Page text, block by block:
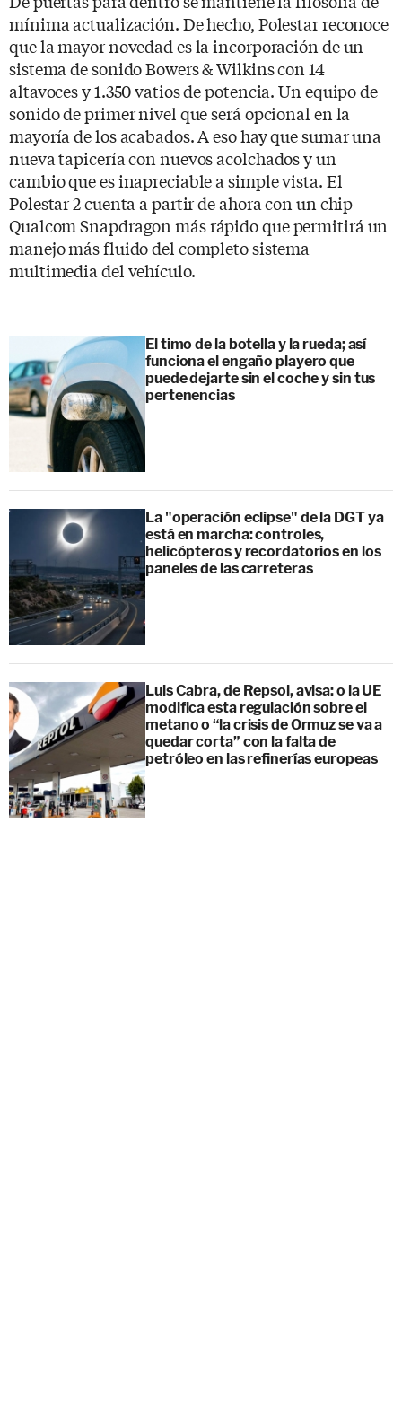
mínima actualización. De hecho, Polestar reconoce
que la mayor novedad es la incorporación de un
sistema de sonido Bowers & Wilkins con 14
altavoces y 1.350 vatios de potencia. Un equipo de
sonido de primer nivel que será opcional en la
mayoría de los acabados. A eso hay que sumar una
nueva tapicería con nuevos acolchados y un
cambio que es inapreciable a simple vista. El
Polestar 2 cuenta a partir de ahora con un chip
Qualcom Snapdragon más rápido que permitirá un
manejo más fluido del completo sistema
multimedia del vehículo.
El timo de la botella y la rueda; así
funciona el engaño playero que
puede dejarte sin el coche y sin tus
pertenencias
La "operación eclipse" de la DGT ya
está en marcha: controles,
helicópteros y recordatorios en los
paneles de las carreteras
Luis Cabra, de Repsol, avisa: o la UE
modifica esta regulación sobre el
metano o “la crisis de Ormuz se va a
quedar corta” con la falta de
petróleo en las refinerías europeas